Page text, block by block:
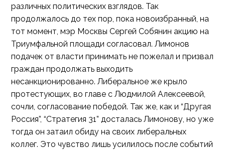
различных политических взглядов. Так
продолжалось до тех пор, пока новоизбранный, на
тот момент, мэр Москвы Сергей Собянин акцию на
Триумфальной площади согласовал. Лимонов
подачек от власти принимать не пожелал и призвал
граждан продолжать выходить
несанкционированно. Либеральное же крыло
протестующих, во главе с Людмилой Алексеевой,
сочли, согласование победой. Так же, как и “Другая
Россия”, “Стратегия 31” досталась Лимонову, но уже
тогда он затаил обиду на своих либеральных
коллег. Это чувство лишь усилилось после событий